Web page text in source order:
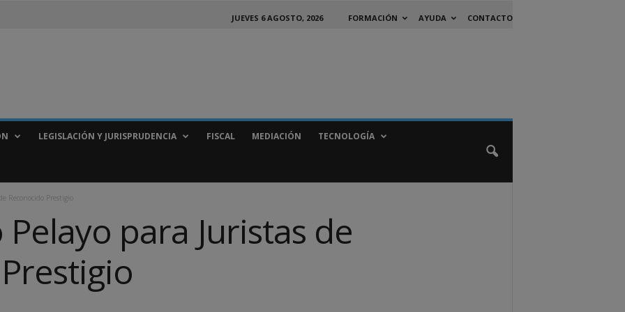
JUEVES 6 AGOSTO, 2026 FORMACIÓN AYUDA CONTACTO
LEGISLACIÓN Y JURISPRUDENCIA FISCAL MEDIACIÓN TECNOLOGÍA
Reconocido Prestigio
para Juristas de